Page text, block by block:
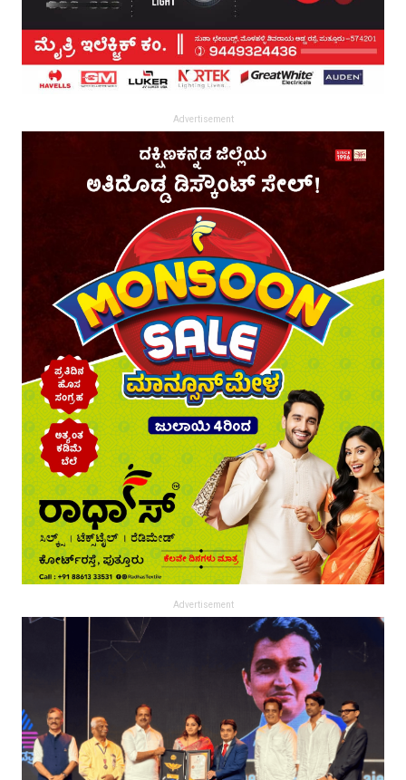
Advertisement
Advertisement